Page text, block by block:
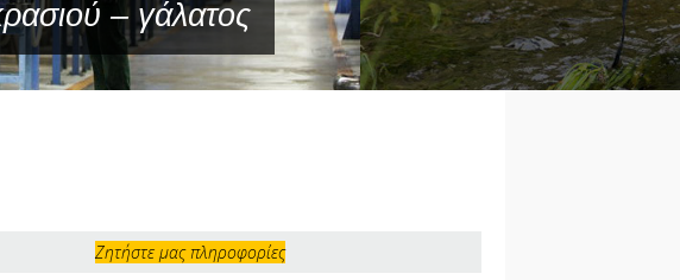
– γάλατος
Ζητήστε μας πληροφορίες